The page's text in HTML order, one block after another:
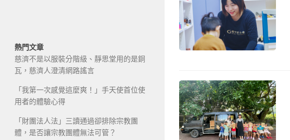
熱門文章
慈濟不是以服裝分階級、靜思堂用的是銅
瓦，慈濟人澄清網路謠言
「我第一次感覺這麼爽！」手天使首位使
用者的體驗心得
「財團法人法」三讀通過卻排除宗教團
體，是否讓宗教團體無法可管？